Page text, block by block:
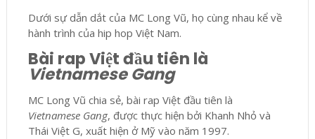
Dưới sự dẫn dắt của MC Long Vũ, họ cùng nhau kể về
hành trình của hip hop Việt Nam.
Bài rap Việt đầu tiên là
Vietnamese Gang
MC Long Vũ chia sẻ, bài rap Việt đầu tiên là
Vietnamese Gang, được thực hiện bởi Khanh Nhỏ và
Thái Việt G, xuất hiện ở Mỹ vào năm 1997.